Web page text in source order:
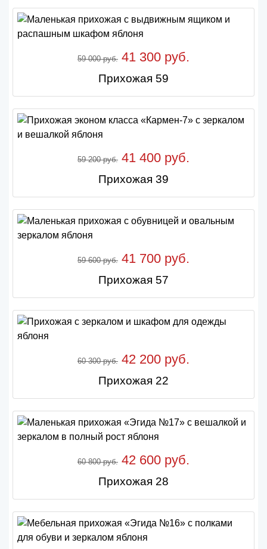
59 000 руб. 41 300 руб.
Прихожая 59
59 200 руб. 41 400 руб.
Прихожая 39
59 600 руб. 41 700 руб.
Прихожая 57
60 300 руб. 42 200 руб.
Прихожая 22
60 800 руб. 42 600 руб.
Прихожая 28